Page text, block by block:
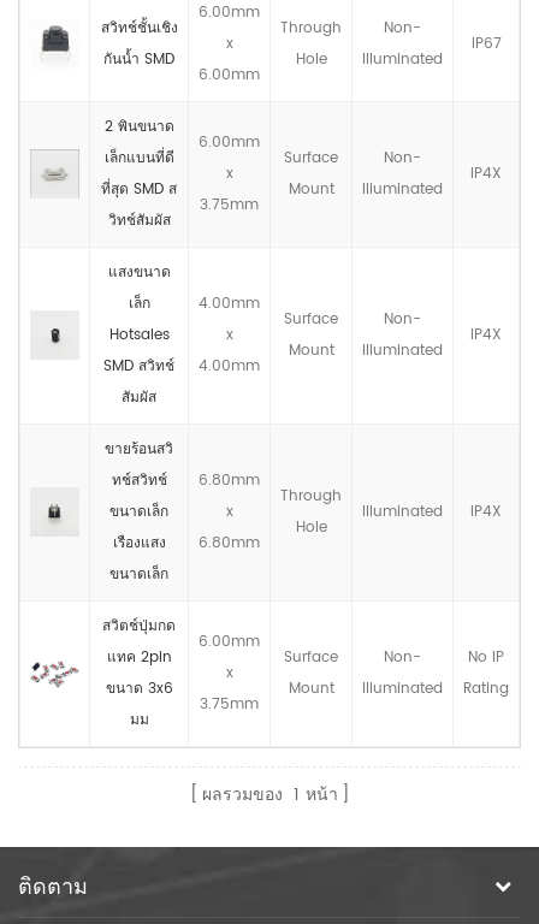
สวิทช์ชั้นเชิง
กันน้ำ SMD
6.00mm
x
6.00mm
Through
Hole
Non-
llluminated
IP67
2 พินขนาด
เล็กแบนที่ดี
ที่สุด SMD ส
วิทช์สัมผัส
6.00mm
x
3.75mm
Surface
Mount
Non-
llluminated
IP4X
แสงขนาด
เล็ก
Hotsales
SMD สวิทช์
สัมผัส
4.00mm
x
4.00mm
Surface
Mount
Non-
llluminated
IP4X
ขายร้อนสวิ
ทช์สวิทช์
ขนาดเล็ก
เรืองแสง
ขนาดเล็ก
6.80mm
x
6.80mm
Through
Hole
llluminated IP4X
สวิตช์ปุ่มกด
แทค 2pin
ขนาด 3x6
มม
6.00mm
x
3.75mm
Surface
Mount
Non-
llluminated
No IP
Rating
ผลรวมของ 1 หน้า
ติดตาม